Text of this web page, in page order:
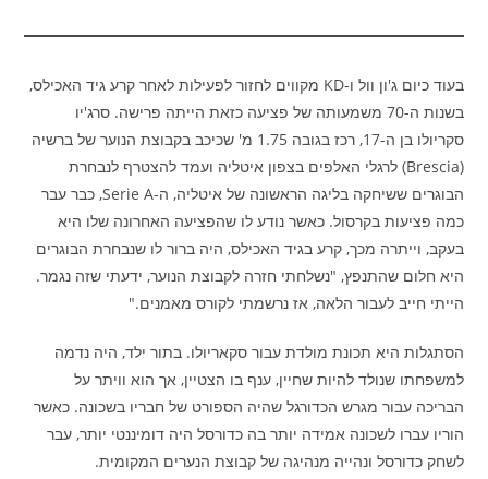
בעוד כיום ג'ון וול ו-KD מקווים לחזור לפעילות לאחר קרע גיד האכילס,
בשנות ה-70 משמעותה של פציעה כזאת הייתה פרישה. סרג'יו
סקריולו בן ה-17, רכז בגובה 1.75 מ' שכיכב בקבוצת הנוער של ברשיה
(Brescia) לרגלי האלפים בצפון איטליה ועמד להצטרף לנבחרת
הבוגרים ששיחקה בליגה הראשונה של איטליה, ה-Serie A, כבר עבר
כמה פציעות בקרסול. כאשר נודע לו שהפציעה האחרונה שלו היא
בעקב, וייתרה מכך, קרע בגיד האכילס, היה ברור לו שנבחרת הבוגרים
היא חלום שהתנפץ, "נשלחתי חזרה לקבוצת הנוער, ידעתי שזה נגמר.
הייתי חייב לעבור הלאה, אז נרשמתי לקורס מאמנים."
הסתגלות היא תכונת מולדת עבור סקאריולו. בתור ילד, היה נדמה
למשפחתו שנולד להיות שחיין, ענף בו הצטיין, אך הוא וויתר על
הבריכה עבור מגרש הכדורגל שהיה הספורט של חבריו בשכונה. כאשר
הוריו עברו לשכונה אמידה יותר בה כדורסל היה דומיננטי יותר, עבר
לשחק כדורסל ונהייה מנהיגה של קבוצת הנערים המקומית.